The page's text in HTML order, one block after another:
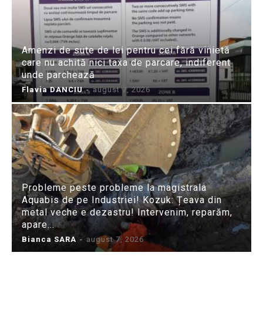
Amenzi de sute de lei pentru cei fără vinietă
care nu achită nici taxa de parcare, indiferent
unde parchează
Flavia DANCIU - august 7, 2026
Probleme peste probleme la magistrala
Aquabis de pe Industriei! Kozuk: Țeava din
metal veche e dezastru! Intervenim, reparăm,
apare...
Bianca SARA - august 7, 2026